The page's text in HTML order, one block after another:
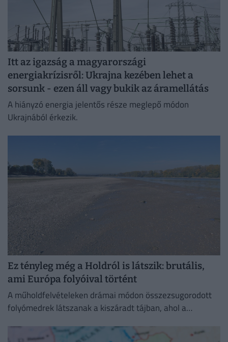
Itt az igazság a magyarországi
energiakrízisről: Ukrajna kezében lehet a
sorsunk - ezen áll vagy bukik az áramellátás
A hiányzó energia jelentős része meglepő módon
Ukrajnából érkezik.
Ez tényleg még a Holdról is látszik: brutális,
ami Európa folyóival történt
A műholdfelvételeken drámai módon összezsugorodott
folyómedrek látszanak a kiszáradt tájban, ahol a
felszín alatti homokpadokat tárt fel.